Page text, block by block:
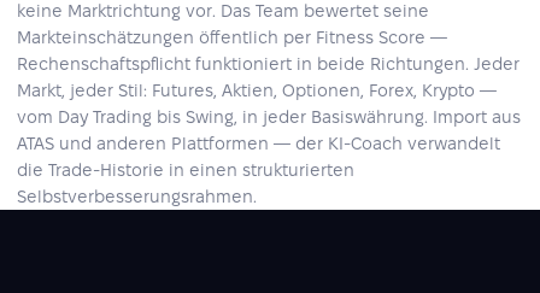
keine Marktrichtung vor. Das Team bewertet seine
Markteinschätzungen öffentlich per Fitness Score —
Rechenschaftspflicht funktioniert in beide Richtungen. Jeder
Markt, jeder Stil: Futures, Aktien, Optionen, Forex, Krypto —
vom Day Trading bis Swing, in jeder Basiswährung. Import aus
ATAS und anderen Plattformen — der KI-Coach verwandelt
die Trade-Historie in einen strukturierten
Selbstverbesserungsrahmen.